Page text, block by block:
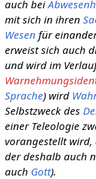
auch bei
mit sich in ihren
Wesen für
erweist sich auch
und wird im
Sprache) wird
Selbstzweck des
einer Teleologie
vorangestellt wird,
der deshalb auch
auch Gott).